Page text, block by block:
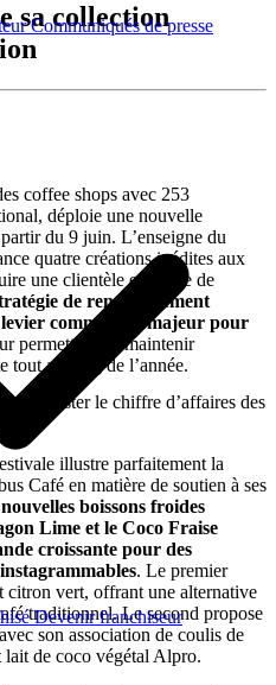
Communiqués de presse
Devenir franchiseur
sa collection
coffee shops avec 253
déploie une nouvelle
du 9 juin. L’enseigne du
quatre créations inédites aux
une clientèle en quête de
de renouvellement
commercial majeur pour
permettant de maintenir
tout au long de l’année.
booster le chiffre d’affaires des
illustre parfaitement la
Café en matière de soutien à ses
boissons froides
Lime et le Coco Fraise
croissante pour des
. Le premier
citron vert, offrant une alternative
traditionnel. Le second propose
son association de coulis de
lait de coco végétal Alpro.